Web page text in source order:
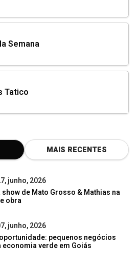
Semana
Tatico
MAIS RECENTES
junho, 2026
de Mato Grosso & Mathias na
obra
junho, 2026
pequenos negócios
verde em Goiás